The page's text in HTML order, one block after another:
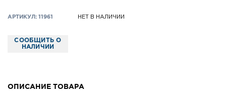
АРТИКУЛ: 11961 НЕТ В НАЛИЧИИ
СООБЩИТЬ О
НАЛИЧИИ
ОПИСАНИЕ ТОВАРА